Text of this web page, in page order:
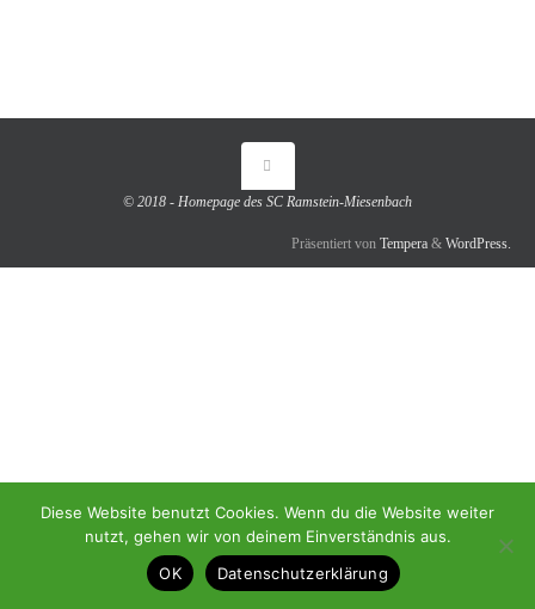
© 2018 - Homepage des SC Ramstein-Miesenbach
Präsentiert von Tempera & WordPress.
Diese Website benutzt Cookies. Wenn du die Website weiter
nutzt, gehen wir von deinem Einverständnis aus.
OK
Datenschutzerklärung